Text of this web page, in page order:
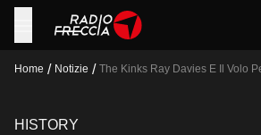
Home / Notizie / The Kinks Ray Davies E Il Volo
HISTORY